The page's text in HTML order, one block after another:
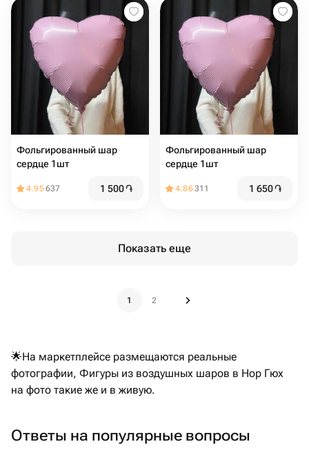
Фольгированный шар
сердце 1шт
4.95637 1 500֏
Фольгированный шар
сердце 1шт
4.86311 1 650֏
Показать еще
1 2
🌟На маркетплейсе размещаются реальные
фотографии, Фигуры из воздушных шаров в Нор Гюх
на фото такие же и в живую.
Ответы на популярные вопросы